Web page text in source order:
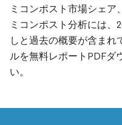
ミコンポスト市場シェ
ミコンポスト分析には、
しと過去の概要が含まれ
ルを無料レポートPDFダ
い。